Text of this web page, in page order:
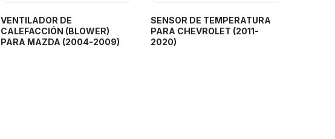
VENTILADOR DE
CALEFACCIÓN (BLOWER)
PARA MAZDA (2004-2009)
SENSOR DE TEMPERATURA
PARA CHEVROLET (2011-
2020)